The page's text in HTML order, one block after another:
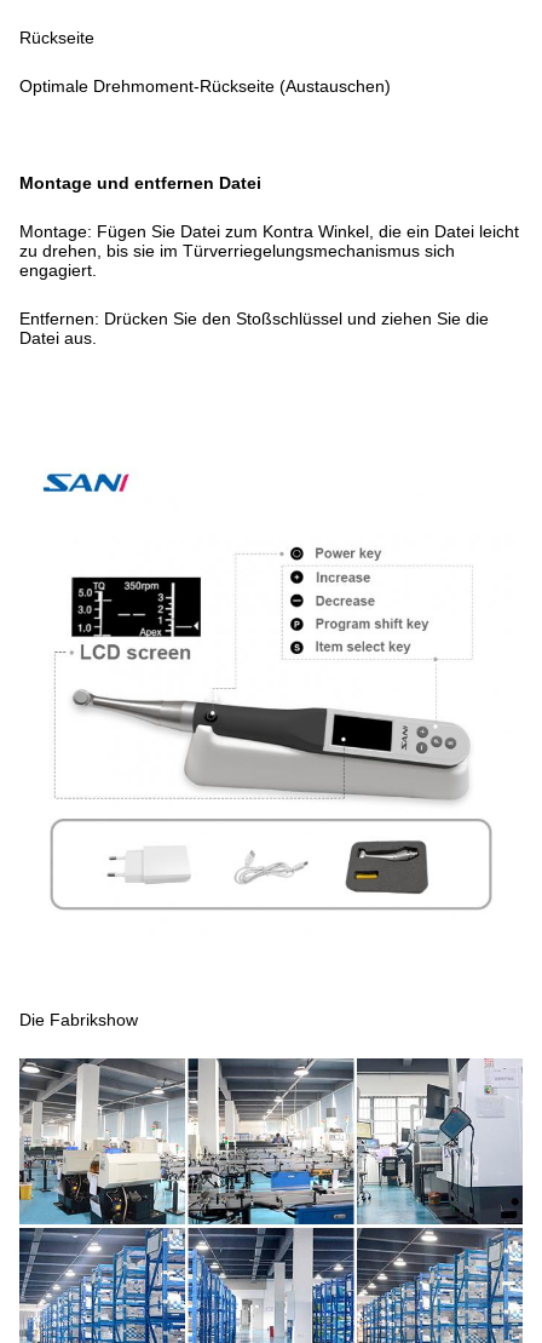
Rückseite
Optimale Drehmoment-Rückseite (Austauschen)
Montage und entfernen Datei
Montage: Fügen Sie Datei zum Kontra Winkel, die ein Datei leicht
zu drehen, bis sie im Türverriegelungsmechanismus sich
engagiert.
Entfernen: Drücken Sie den Stoßschlüssel und ziehen Sie die
Datei aus.
Die Fabrikshow